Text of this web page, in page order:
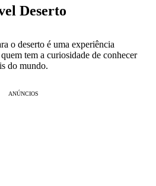
Deserto
o deserto é uma experiência
quem tem a curiosidade de conhecer
is do mundo.
ANÚNCIOS